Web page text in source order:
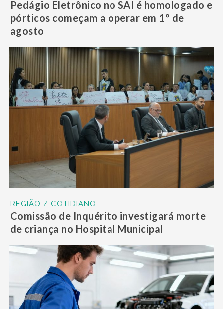
Pedágio Eletrônico no SAI é homologado e
pórticos começam a operar em 1º de
agosto
REGIÃO / COTIDIANO
Comissão de Inquérito investigará morte
de criança no Hospital Municipal